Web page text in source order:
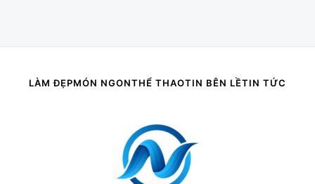
LÀM ĐẸPMÓN NGONTHỂ THAOTIN BÊN LỀTIN TỨC